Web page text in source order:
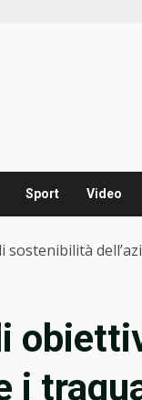
Sport Video
sostenibilità
i